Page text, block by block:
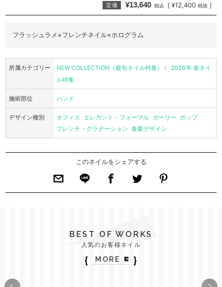
定価 ¥13,640 税込 [ ¥12,400 税抜 ]
フラッシュラメ×フレンチネイル×ホログラム
所属カテゴリー NEW COLLECTION（最旬ネイル特集）
2026年 春ネイ
ル特集
施術部位 ハンド
デザイン種別 オフィス エレガント・フォーマル ガーリー ポップ
フレンチ・グラデーション 春夏デザイン
このネイルをシェアする
BEST OF WORKS
人気のお客様ネイル
｛ MORE ｝